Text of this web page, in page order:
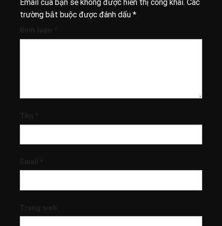
Email của bạn sẽ không được hiển thị công khai. Các
trường bắt buộc được đánh dấu *